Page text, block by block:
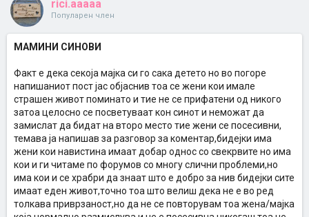
rici.aaaaa
Популарен член
МАМИНИ СИНОВИ
Факт е дека секоја мајка си го сака детето но во погоре
напишаниот пост јас објаснив тоа се жени кои имале
страшен живот поминато и тие не се прифатени од никого
затоа целосно се посветуваат кон синот и неможат да
замислат да бидат на второ место тие жени се посесивни,
темава ја напишав за разговор за коментар,бидејки има
жени кои навистина имаат добар однос со свекрвите но има
кои и ги читаме по форумов со многу слични проблеми,но
има кои и се храбри да знаат што е добро за нив бидејки сите
имаат еден живот,точно тоа што велиш дека не е во ред
толкава приврзаност,но да не се повторувам тоа жена/мајка